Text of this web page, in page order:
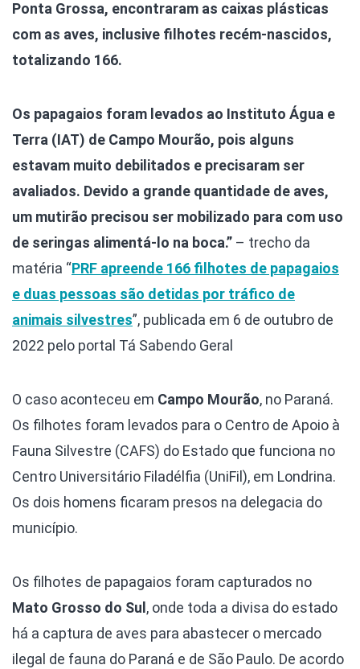
Ponta Grossa, encontraram as caixas plásticas
com as aves, inclusive filhotes recém-nascidos,
totalizando 166.
Os papagaios foram levados ao Instituto Água e
Terra (IAT) de Campo Mourão, pois alguns
estavam muito debilitados e precisaram ser
avaliados. Devido a grande quantidade de aves,
um mutirão precisou ser mobilizado para com uso
de seringas alimentá-lo na boca.” – trecho da
matéria “PRF apreende 166 filhotes de papagaios
e duas pessoas são detidas por tráfico de
animais silvestres”, publicada em 6 de outubro de
2022 pelo portal Tá Sabendo Geral
O caso aconteceu em Campo Mourão, no Paraná.
Os filhotes foram levados para o Centro de Apoio à
Fauna Silvestre (CAFS) do Estado que funciona no
Centro Universitário Filadélfia (UniFil), em Londrina.
Os dois homens ficaram presos na delegacia do
município.
Os filhotes de papagaios foram capturados no
Mato Grosso do Sul , onde toda a divisa do estado
há a captura de aves para abastecer o mercado
ilegal de fauna do Paraná e de São Paulo. De acordo